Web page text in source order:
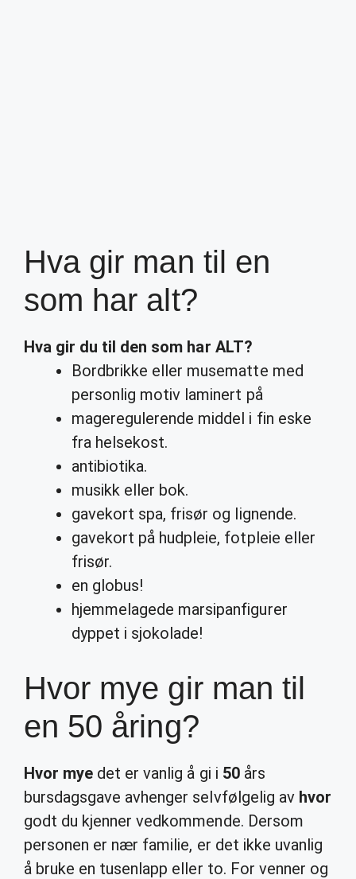
Hva gir man til en
som har alt?
Hva gir du til den som har ALT?
Bordbrikke eller musematte med
personlig motiv laminert på
mageregulerende middel i fin eske
fra helsekost.
antibiotika.
musikk eller bok.
gavekort spa, frisør og lignende.
gavekort på hudpleie, fotpleie eller
frisør.
en globus!
hjemmelagede marsipanfigurer
dyppet i sjokolade!
Hvor mye gir man til
en 50 åring?
Hvor mye det er vanlig å gi i 50års
bursdagsgave avhenger selvfølgelig av hvor
godt du kjenner vedkommende. Dersom
personen er nær familie, er det ikke uvanlig
å bruke en tusenlapp eller to. For venner og